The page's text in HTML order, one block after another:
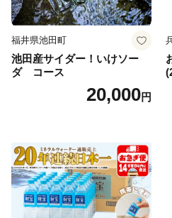
福井県池田町
池田産サイダー！いけソー
ダ コース
20,000円